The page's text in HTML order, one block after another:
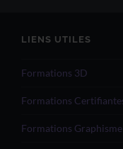
LIENS UTILES
Formations 3D
Formations
Formations